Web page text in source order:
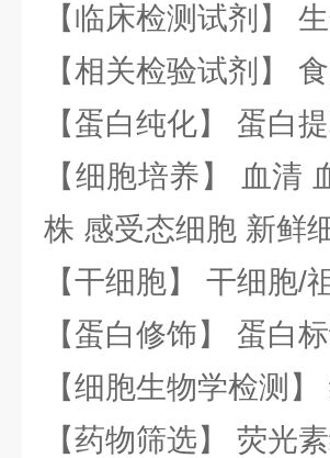
【临床检测试剂】
【相关检验试剂】
【蛋白纯化】 蛋白
【细胞培养】 血清
株 感受态细胞 新鲜
【干细胞】 干细胞/
【蛋白修饰】 蛋白
【细胞生物学检测
【药物筛选】 荧光